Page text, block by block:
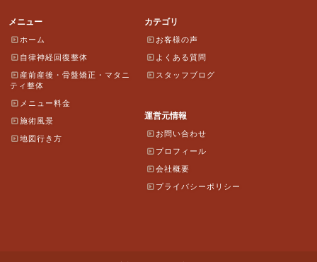
メニュー
ホーム
自律神経回復整体
産前産後・骨盤矯正・マタニ
ティ整体
メニュー料金
施術風景
地図行き方
カテゴリ
お客様の声
よくある質問
スタッフブログ
運営元情報
お問い合わせ
プロフィール
会社概要
プライバシーポリシー